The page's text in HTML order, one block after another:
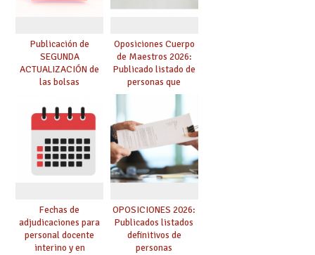
Publicación de
SEGUNDA
ACTUALIZACIÓN de
las bolsas
Cuerpo de Maestros
de especialidades
convocadas a
oposición
Oposiciones Cuerpo
de Maestros 2026:
Publicado listado de
personas que
adquieren nueva
especialidad
Fechas de
adjudicaciones para
personal docente
interino y en
OPOSICIONES 2026:
Publicados listados
definitivos de
personas